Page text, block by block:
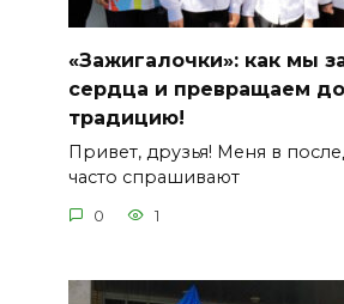
«Зажигалочки»: как мы
сердца и превращаем
традицию!
Привет, друзья! Меня в
часто спрашивают
0 1